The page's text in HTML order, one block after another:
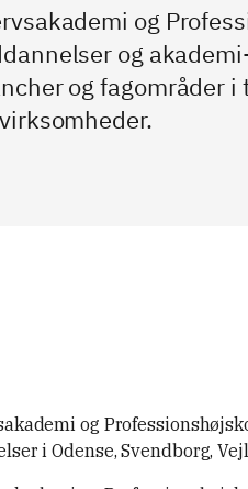
og
og
og fagområder
og
i Odense, Svendborg,